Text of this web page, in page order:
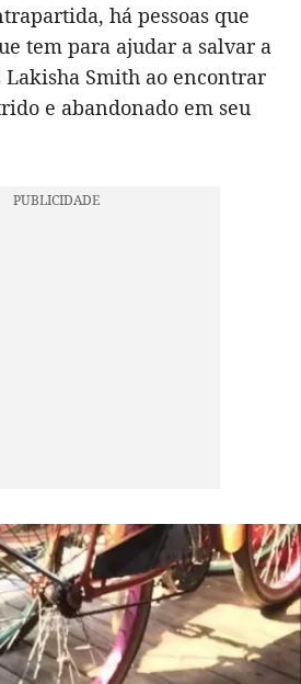
há pessoas que
tem para ajudar a salvar a
Lakisha Smith ao encontrar
e abandonado em seu